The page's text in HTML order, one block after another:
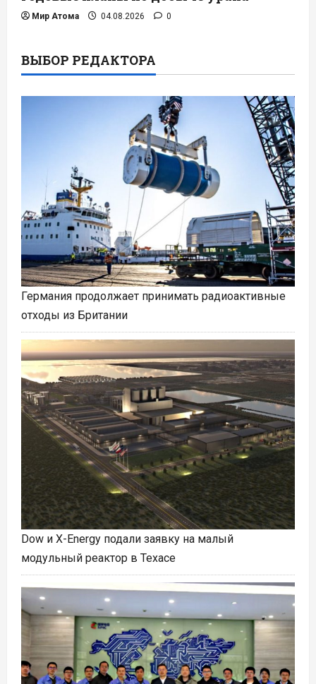
Мир Атома 04.08.2026 0
ВЫБОР РЕДАКТОРА
Германия продолжает принимать радиоактивные
отходы из Британии
Dow и X-Energy подали заявку на малый
модульный реактор в Техасе